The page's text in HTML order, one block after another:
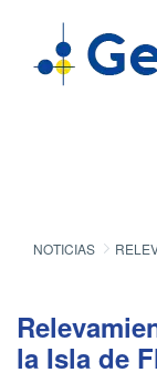
NOTICIAS RELEVAMIENTO
la Isla de